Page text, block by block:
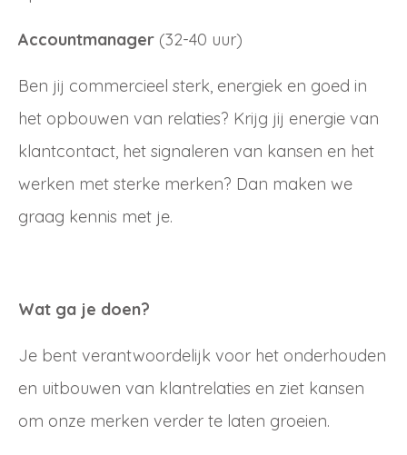
Inloggen
Login
Terug naar inloggen
Accountmanager (32-40 uur)
Ben jij commercieel sterk, energiek en goed in
het opbouwen van relaties? Krijg jij energie van
klantcontact, het signaleren van kansen en het
werken met sterke merken? Dan maken we
graag kennis met je.
Wat ga je doen?
Je bent verantwoordelijk voor het onderhouden
en uitbouwen van klantrelaties en ziet kansen
om onze merken verder te laten groeien.